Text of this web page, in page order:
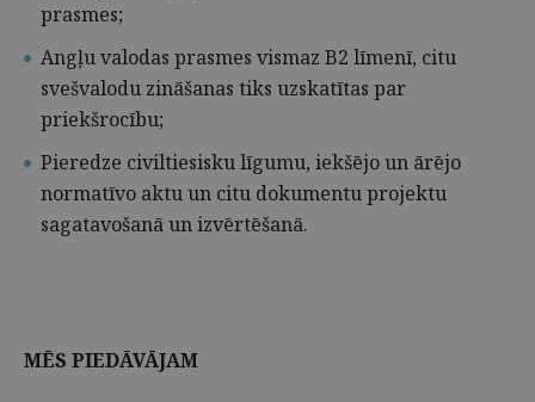
prasmes;
Angļu valodas prasmes vismaz B2 līmenī, citu
svešvalodu zināšanas tiks uzskatītas par
priekšrocību;
Pieredze civiltiesisku līgumu, iekšējo un ārējo
normatīvo aktu un citu dokumentu projektu
sagatavošanā un izvērtēšanā.
MĒS PIEDĀVĀJAM